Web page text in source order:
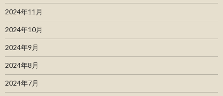
2024年11月
2024年10月
2024年9月
2024年8月
2024年7月